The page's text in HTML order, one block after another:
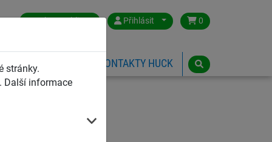
stránky.
Další informace
Czech Republic Přihlásit 0
KONTAKTY HUCK